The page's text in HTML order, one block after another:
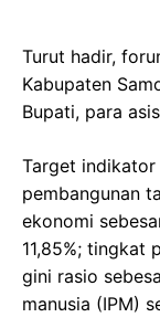
Turut hadir,
Kabupaten
Bupati, para
Target
pembangunan
ekonomi
11,85%; tingkat
gini rasio
manusia (IPM)